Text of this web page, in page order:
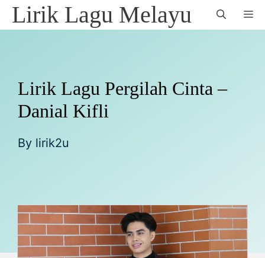
SkipLirik Lagu Melayu
Lirik Lagu Pergilah Cinta –
Danial Kifli
By lirik2u